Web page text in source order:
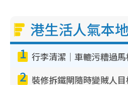
港生活人氣本
1
2